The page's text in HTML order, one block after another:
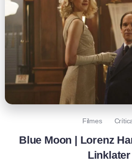
Filmes
Blue Moon | Lorenz
Linklater